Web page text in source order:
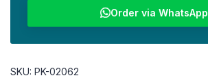
Order via WhatsApp
SKU: PK-02062